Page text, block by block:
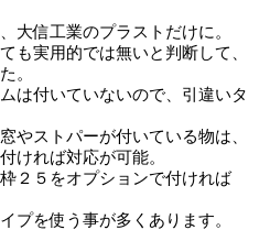
大信工業のプラストだけに。
も実用的では無いと判断して、
。
は付いていないので、引違いタ
やストパーが付いている物は、
ければ対応が可能。
２５をオプションで付ければ
プを使う事が多くあります。